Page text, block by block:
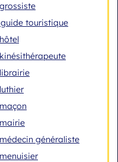
touristique
généraliste